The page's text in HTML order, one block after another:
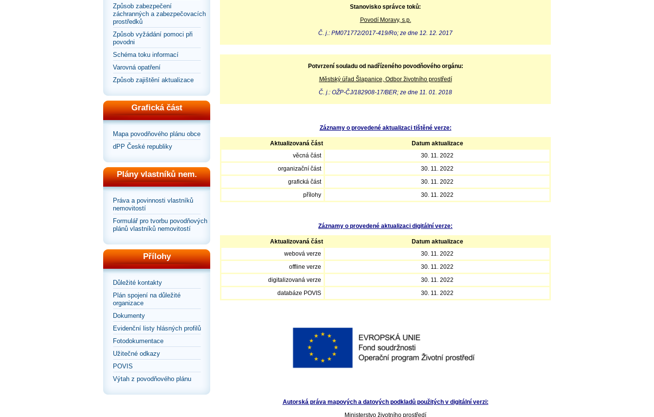
Způsob zabezpečení
záchranných a zabezpečovacích
prostředků
Způsob vyžádání pomoci při
povodni
Schéma toku informací
Varovná opatření
Způsob zajištění aktualizace
Grafická část
Mapa povodňového plánu obce
dPP České republiky
Plány vlastníků nem.
Práva a povinnosti vlastníků
nemovitostí
Formulář pro tvorbu povodňových
plánů vlastníků nemovitostí
Přílohy
Důležité kontakty
Plán spojení na důležité
organizace
Dokumenty
Evidenční listy hlásných profilů
Fotodokumentace
Užitečné odkazy
POVIS
Výtah z povodňového plánu
Stanovisko správce toků:
Povodí Moravy, s.p.
Č. j.: PM071772/2017-419/Ro; ze dne 12. 12. 2017
Potvrzení souladu od nadřízeného povodňového orgánu:
Městský úřad Šlapanice, Odbor životního prostředí
Č. j.: OŽP-ČJ/182908-17/BER; ze dne 11. 01. 2018
Záznamy o provedené aktualizaci tištěné verze:
Aktualizovaná část
Datum aktualizace
věcná část
30. 11. 2022
organizační část
30. 11. 2022
grafická část
30. 11. 2022
přílohy
30. 11. 2022
Záznamy o provedené aktualizaci digitální verze:
Aktualizovaná část
Datum aktualizace
webová verze
30. 11. 2022
offline verze
30. 11. 2022
digitalizovaná verze
30. 11. 2022
databáze POVIS
30. 11. 2022
Autorská práva mapových a datových podkladů použitých v digitální verzi:
Ministerstvo životního prostředí